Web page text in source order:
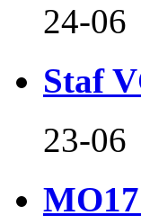
24-06
Staf
23-06